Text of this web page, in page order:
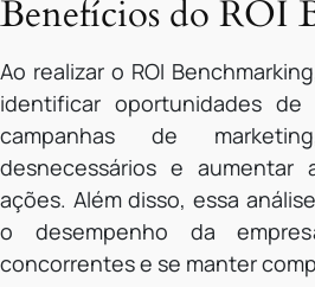
Benefícios do ROI
Ao realizar o ROI
identificar oportunidades
campanhas de
desnecessários e
ações. Além disso, essa
o desempenho da
concorrentes e se manter